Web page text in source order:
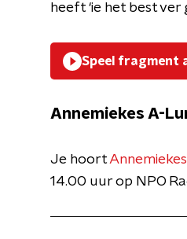
heeft ‘ie het best ver
Speel fragment
Annemiekes A-
Je hoort
14.00 uur op NPO